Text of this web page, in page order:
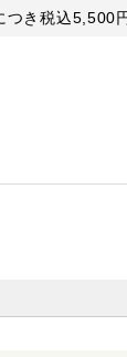
つき税込5,500